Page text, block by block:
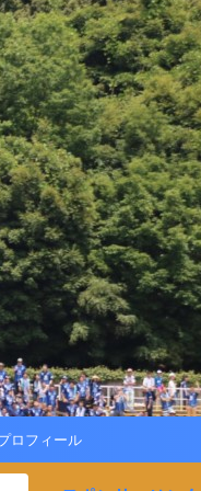
ロフィール